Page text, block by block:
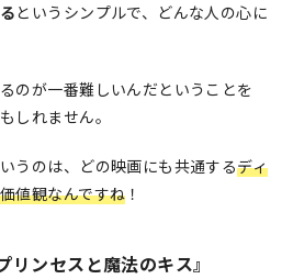
というシンプルで、どんな人の心に
のが一番難しいんだということを
しれません。
うのは、どの映画にも共通するディ
値観なんですね ！
ンセスと魔法のキス』